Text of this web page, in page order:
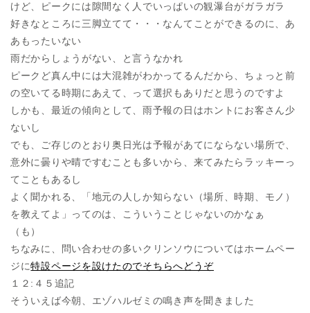
けど、ピークには隙間なく人でいっぱいの観瀑台がガラガラ
好きなところに三脚立てて・・・なんてことができるのに、あ
あもったいない
雨だからしょうがない、と言うなかれ
ピークど真ん中には大混雑がわかってるんだから、ちょっと前
の空いてる時期にあえて、って選択もありだと思うのですよ
しかも、最近の傾向として、雨予報の日はホントにお客さん少
ないし
でも、ご存じのとおり奥日光は予報があてにならない場所で、
意外に曇りや晴ですむことも多いから、来てみたらラッキーっ
てこともあるし
よく聞かれる、「地元の人しか知らない（場所、時期、モノ）
を教えてよ」ってのは、こういうことじゃないのかなぁ
（も）
ちなみに、問い合わせの多いクリンソウについてはホームペー
ジに特設ページを設けたのでそちらへどうぞ
１２:４５追記
そういえば今朝、エゾハルゼミの鳴き声を聞きました